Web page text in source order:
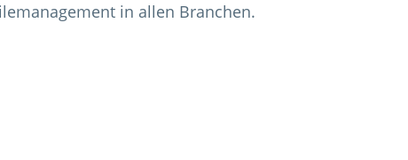
in allen Branchen.